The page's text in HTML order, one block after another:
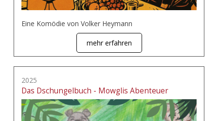
Eine Komödie von Volker Heymann
mehr erfahren
2025
Das Dschungelbuch - Mowglis Abenteuer